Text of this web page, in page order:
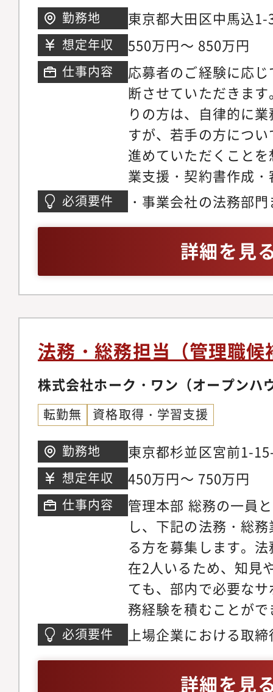
コ所属、入社日と同
コグループホールデ
め、勤務先は株式会
ホールディングスと
勤務地 東京都大田区中馬込
想定年収 550万円～ 850万円
仕事内容
応募者のご経験に応
断させていただきま
りの方は、自律的に
すが、若手の方につ
進めていただくこと
業支援・契約書作成
一人あたり月10-20
（※試用期間中を目
による審査指導を行
英文対応となります■
ロジェクトの法務主
のもと、M&Aや新規
のプロジェクトを法
ンシデント対応支援
応などの案件に対応
める職務の範囲で今
ります＜入社後のキ
を積んでいただいた
やコンプライアンス
ン、グループ内ビジ
判断をサポートする
法務としての能力を
スを用意しておりま
＞・グローバルに展
外の関係者（海外極
メール・オンライン
を磨ける・上司・同
社的法務相談システ
必須要件
・事業会社の法務部
書の作成・審査の経
ミュニケーション経
詳細を見
法務・総務担当（管理職候
株式会社ホーク・ワン（オープンハ
転勤無 資格取得・学習支援
勤務地 東京都杉並区宮前1-
想定年収 450万円～ 750万円
仕事内容
管理本部 総務の一員
し、下記の法務・総
る方を募集します。
在2人いるため、知見
ても、部内で必要な
務経験を積むことが
業法務で生じる業務
ジェネラリスト志向
必須要件
上場企業における取
詳細を見